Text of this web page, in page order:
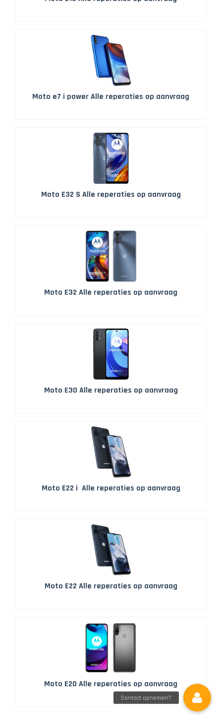
Moto e7 i power Alle reperaties op aanvraag
Moto E32 S Alle reperaties op aanvraag
Moto E32 Alle reperaties op aanvraag
Moto E30 Alle reperaties op aanvraag
Moto E22 i Alle reperaties op aanvraag
Moto E22 Alle reperaties op aanvraag
Moto E20 Alle reperaties op aanvraag